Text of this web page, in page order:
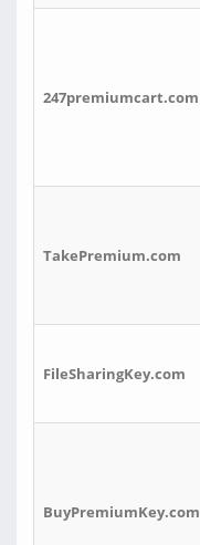
247premiumcart.com
TakePremium.com
FileSharingKey.com
BuyPremiumKey.com